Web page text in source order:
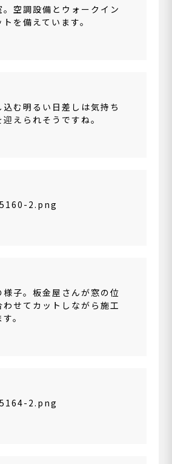
。空調設備とウォークイン
を備えています。
込む明るい日差しは気持ち
えられそうですね。
様子。板金屋さんが窓の位
わせてカットしながら施工
。